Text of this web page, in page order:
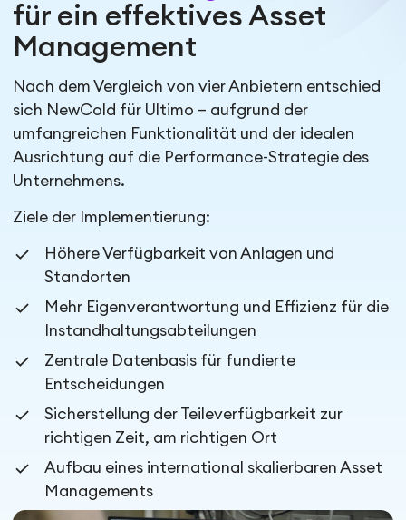
für ein effektives Asset
Management
Nach dem Vergleich von vier Anbietern entschied
sich NewCold für Ultimo – aufgrund der
umfangreichen Funktionalität und der idealen
Ausrichtung auf die Performance-Strategie des
Unternehmens.
Ziele der Implementierung:
Höhere Verfügbarkeit von Anlagen und
Standorten
Mehr Eigenverantwortung und Effizienz für die
Instandhaltungsabteilungen
Zentrale Datenbasis für fundierte
Entscheidungen
Sicherstellung der Teileverfügbarkeit zur
richtigen Zeit, am richtigen Ort
Aufbau eines international skalierbaren Asset
Managements